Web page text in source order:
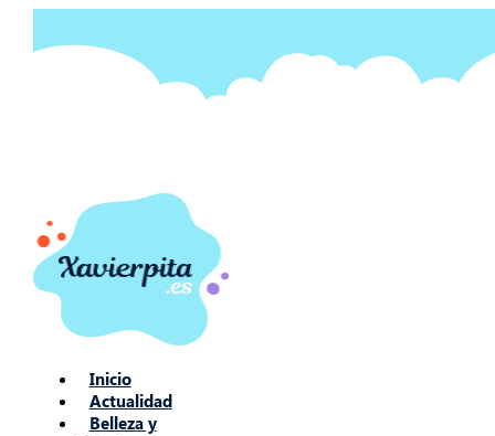
contenido
Inicio
Actualidad
Belleza y